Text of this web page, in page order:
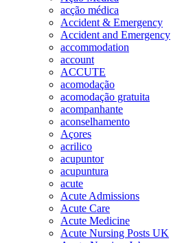
acção médica
Accident & Emergency
Accident and Emergency
accommodation
account
ACCUTE
acomodação
acomodação gratuita
acompanhante
aconselhamento
Açores
acrilico
acupuntor
acupuntura
acute
Acute Admissions
Acute Care
Acute Medicine
Acute Nursing Posts UK